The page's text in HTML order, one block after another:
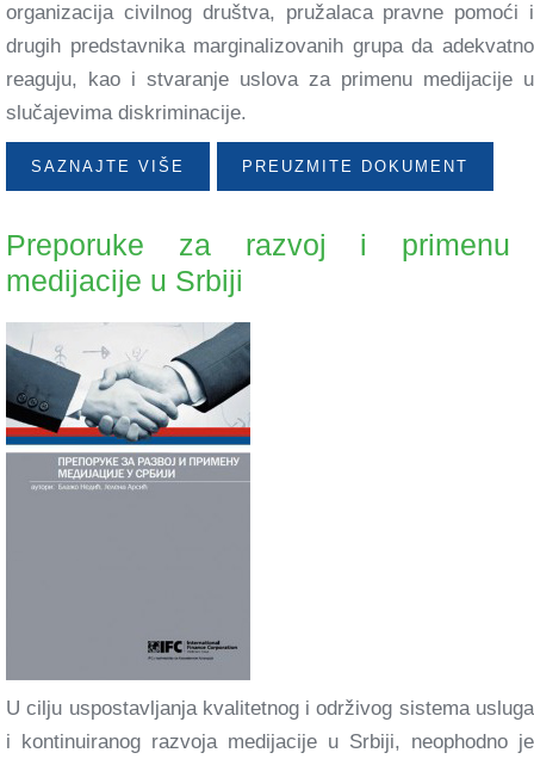
organizacija civilnog društva, pružalaca pravne pomoći i
drugih predstavnika marginalizovanih grupa da adekvatno
reaguju, kao i stvaranje uslova za primenu medijacije u
slučajevima diskriminacije.
SAZNAJTE VIŠE PREUZMITE DOKUMENT
Preporuke za razvoj i primenu
medijacije u Srbiji
U cilju uspostavljanja kvalitetnog i održivog sistema usluga
i kontinuiranog razvoja medijacije u Srbiji, neophodno je